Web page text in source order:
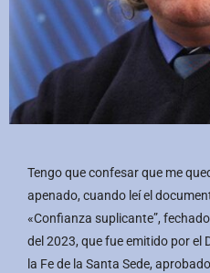
Tengo que confesar que me
apenado, cuando leí el
«Confianza suplicante”,
del 2023, que fue emitido por el
la Fe de la Santa Sede,